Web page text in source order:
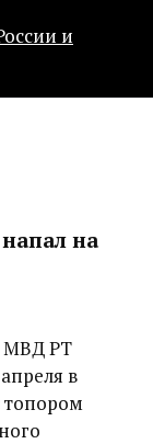
на
МВД РТ
в
топором